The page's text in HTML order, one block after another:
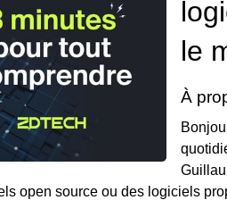
le
À
open source ou des logiciels